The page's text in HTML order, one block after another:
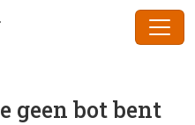
geen bot bent